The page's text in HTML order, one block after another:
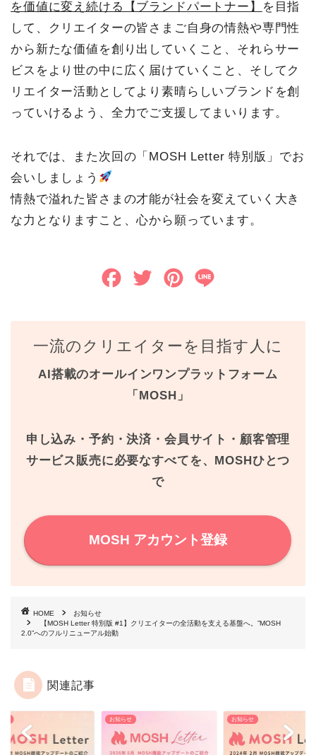
を価値に変え続ける【ブランドパートナー】
を目指
して、クリエイターの皆さまご自身の情熱や専門性
から新たな価値を創り出していくこと、それらサー
ビスをより世の中に広く届けていくこと、そしてク
リエイター活動としてより素晴らしいブランドを創
っていけるよう、全力でご支援してまいります。
それでは、また次回の「MOSH Letter 特別版」でお
会いしましょう
情熱で溢れた皆さまの才能が社会を変えていく大き
な力となりますこと、心から願っています。
e
b
k
t
t
t
s
e
一流のクリエイターを目指す人に
AI搭載のオールインワンプラットフォーム
「MOSH」
申し込み・予約・決済・会員サイト・顧客管理
サービス販売に必要なすべてを、MOSHひとつ
で
MOSH アカウント登録
HOME
お知らせ
【MOSH Letter 特別版 #1】クリエイターの全活動を支える基盤へ。”MOSH
2.0”へのフルリニューアル始動
関連記事
お知らせ お知らせ